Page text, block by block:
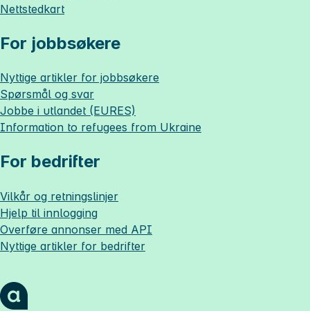
Nettstedkart
For jobbsøkere
Nyttige artikler for jobbsøkere
Spørsmål og svar
Jobbe i utlandet (EURES)
Information to refugees from Ukraine
For bedrifter
Vilkår og retningslinjer
Hjelp til innlogging
Overføre annonser med API
Nyttige artikler for bedrifter